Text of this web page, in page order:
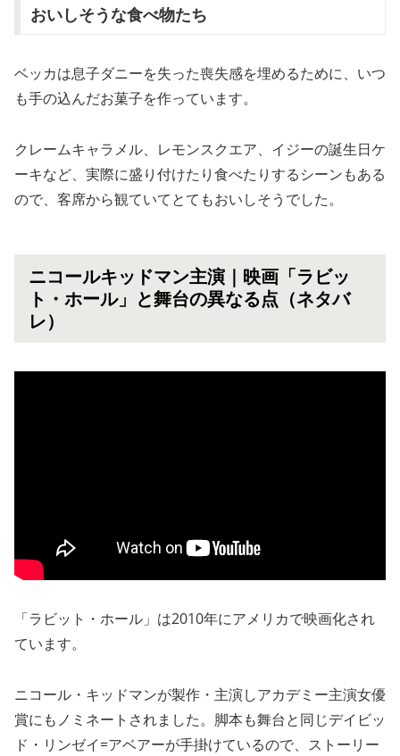
おいしそうな食べ物たち
ベッカは息子ダニーを失った喪失感を埋めるために、いつ
も手の込んだお菓子を作っています。
クレームキャラメル、レモンスクエア、イジーの誕生日ケ
ーキなど、実際に盛り付けたり食べたりするシーンもある
ので、客席から観ていてとてもおいしそうでした。
ニコールキッドマン主演｜映画「ラビッ
ト・ホール」と舞台の異なる点（ネタバ
レ）
「ラビット・ホール」は2010年にアメリカで映画化され
ています。
ニコール・キッドマンが製作・主演しアカデミー主演女優
賞にもノミネートされました。脚本も舞台と同じデイビッ
ド・リンゼイ=アベアーが手掛けているので、ストーリー